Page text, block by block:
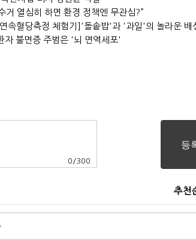
거 열심히 하면 환경 정책엔 무관심?”
연속혈당측정 체험기]'돌솥밥'과 '과일'의 놀라운 배
자 불면증 주범은 '뇌 면역세포'
0 /300
추천